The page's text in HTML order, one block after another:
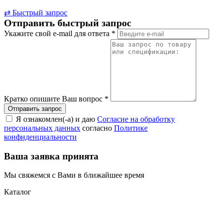
⇄ Быстрый запрос
Отправить быстрый запрос
Укажите свой e-mail для ответа *
Кратко опишите Ваш вопрос *
Я ознакомлен(-а) и даю Согласие на обработку
персональных данных согласно Политике
конфиденциальности
Ваша заявка принята
Мы свяжемся с Вами в ближайшее время
Каталог